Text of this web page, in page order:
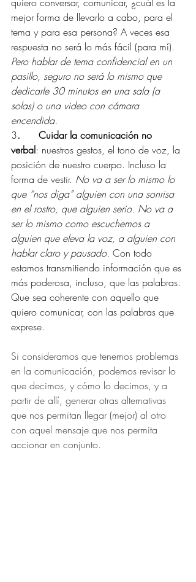
mejor forma de llevarlo a cabo, para el
tema y para esa persona? A veces esa
respuesta no será lo más fácil (para mí).
Pero hablar de tema confidencial en un
pasillo, seguro no será lo mismo que
dedicarle 30 minutos en una sala (a
solas) o una video con cámara
encendida.
3.      Cuidar la comunicación no
verbal: nuestros gestos, el tono de voz, la
posición de nuestro cuerpo. Incluso la
forma de vestir. No va a ser lo mismo lo
que “nos diga” alguien con una sonrisa
en el rostro, que alguien serio. No va a
ser lo mismo como escuchemos a
alguien que eleva la voz, a alguien con
hablar claro y pausado. Con todo
estamos transmitiendo información que es
más poderosa, incluso, que las palabras.
Que sea coherente con aquello que
quiero comunicar, con las palabras que
exprese.
Si consideramos que tenemos problemas
en la comunicación, podemos revisar lo
que decimos, y cómo lo decimos, y a
partir de allí, generar otras alternativas
que nos permitan llegar (mejor) al otro
con aquel mensaje que nos permita
accionar en conjunto.